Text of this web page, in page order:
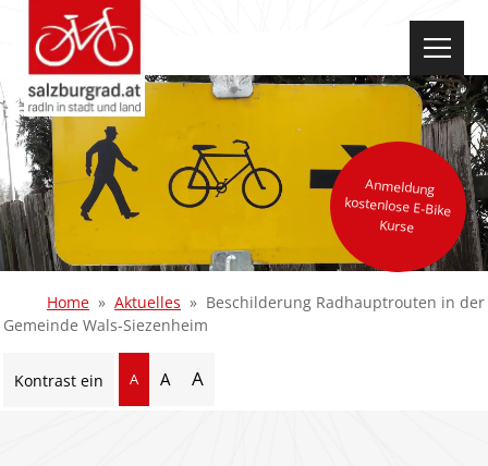
Anmeldung
kostenlose E-Bike
Kurse
Home Aktuelles
Beschilderung Radhauptrouten in der
Gemeinde Wals-Siezenheim
Kontrast ein A A A